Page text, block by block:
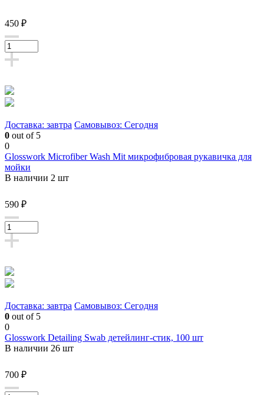
450 ₽
Доставка: завтра Самовывоз: Сегодня
0 out of 5
0
Glosswork Microfiber Wash Mit микрофибровая рукавичка для
мойки
В наличии 2 шт
590 ₽
Доставка: завтра Самовывоз: Сегодня
0 out of 5
0
Glosswork Detailing Swab детейлинг-стик, 100 шт
В наличии 26 шт
700 ₽